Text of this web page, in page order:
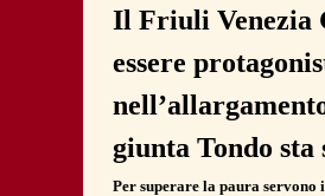
Il Friuli Venezia
essere
giunta Tondo sta
Per superare la paura servono